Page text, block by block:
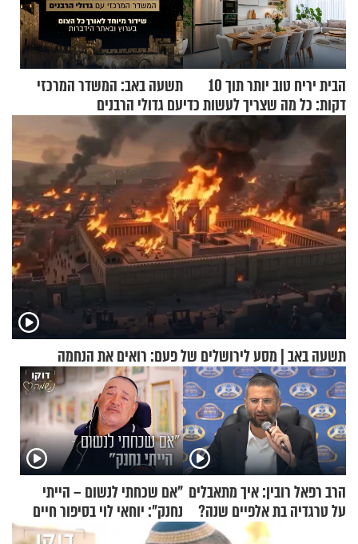
הבית יריח טוב יותר תוך 10
דקות: כל מה שצריך לעשות כדי
לרענן את הבית
תשעה באב: המשדר המרכזי
עם גדולי הרבנים
תשעה באב | מסע לירושלים של פעם: רואים את הנחמה
הרב רפאל רובין: איך מתאבלים
על טרגדיה בת אלפיים שנה?
"אם שכחתי לנשום – הייתי
נחנק": יוחאי לוי בסיפור חיים
מעורר השראה